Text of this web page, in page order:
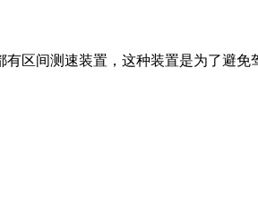
区间测速装置，这种装置是为了避免